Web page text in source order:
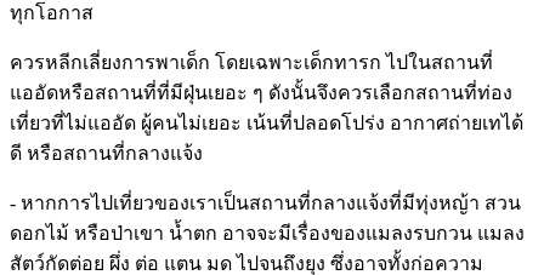
ทุกโอกาส
ควรหลีกเลี่ยงการพาเด็ก โดยเฉพาะเด็กทารก ไปในสถานที่
แออัดหรือสถานที่ที่มีฝุ่นเยอะ ๆ ดังนั้นจึงควรเลือกสถานที่ท่อง
เที่ยวที่ไม่แออัด ผู้คนไม่เยอะ เน้นที่ปลอดโปร่ง อากาศถ่ายเทได้
ดี หรือสถานที่กลางแจ้ง
- หากการไปเที่ยวของเราเป็นสถานที่กลางแจ้งที่มีทุ่งหญ้า สวน
ดอกไม้ หรือป่าเขา น้ำตก อาจจะมีเรื่องของแมลงรบกวน แมลง
สัตว์กัดต่อย ผึ่ง ต่อ แตน มด ไปจนถึงยุง ซึ่งอาจทั้งก่อความ